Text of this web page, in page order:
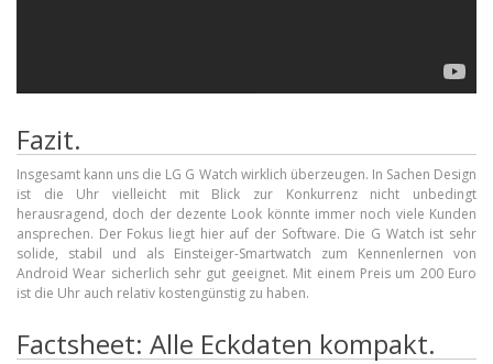
Fazit.
Insgesamt kann uns die LG G Watch wirklich überzeugen. In Sachen Design
ist die Uhr vielleicht mit Blick zur Konkurrenz nicht unbedingt
herausragend, doch der dezente Look könnte immer noch viele Kunden
ansprechen. Der Fokus liegt hier auf der Software. Die G Watch ist sehr
solide, stabil und als Einsteiger-Smartwatch zum Kennenlernen von
Android Wear sicherlich sehr gut geeignet. Mit einem Preis um 200 Euro
ist die Uhr auch relativ kostengünstig zu haben.
Factsheet: Alle Eckdaten kompakt.